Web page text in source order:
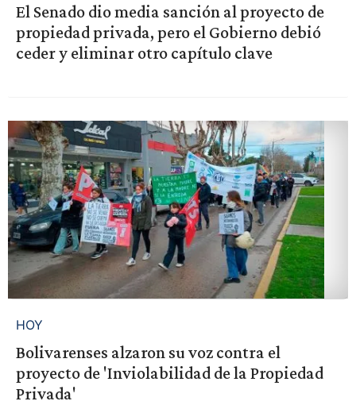
El Senado dio media sanción al proyecto de
propiedad privada, pero el Gobierno debió
ceder y eliminar otro capítulo clave
HOY
Bolivarenses alzaron su voz contra el
proyecto de 'Inviolabilidad de la Propiedad
Privada'